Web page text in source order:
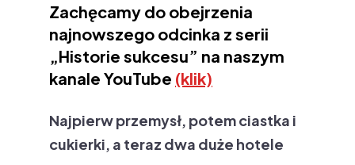
Zachęcamy do obejrzenia
najnowszego odcinka z serii
„Historie sukcesu” na naszym
kanale YouTube (klik)
Najpierw przemysł, potem ciastka i
cukierki, a teraz dwa duże hotele